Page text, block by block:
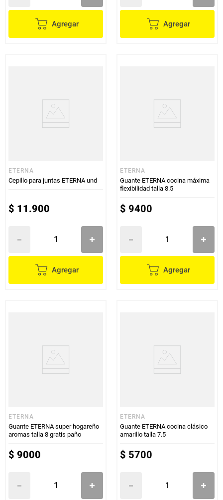
Agregar Agregar
ETERNA
Cepillo para juntas ETERNA und
$ 11.900
Agregar
ETERNA
Guante ETERNA cocina máxima
flexibilidad talla 8.5
$ 9400
Agregar
ETERNA
Guante ETERNA super hogareño
aromas talla 8 gratis paño
$ 9000
ETERNA
Guante ETERNA cocina clásico
amarillo talla 7.5
$ 5700